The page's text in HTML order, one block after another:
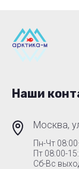
Наши
Москва,
Пн-Чт
Пт 08:00-
Сб-Вс